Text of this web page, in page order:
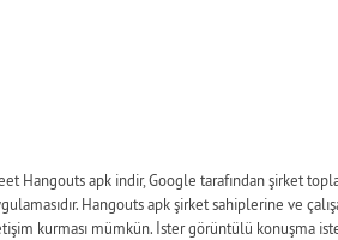
Hangouts apk indir, Google tarafından şirket
Hangouts apk şirket sahiplerine ve
kurması mümkün. İster görüntülü konuşma